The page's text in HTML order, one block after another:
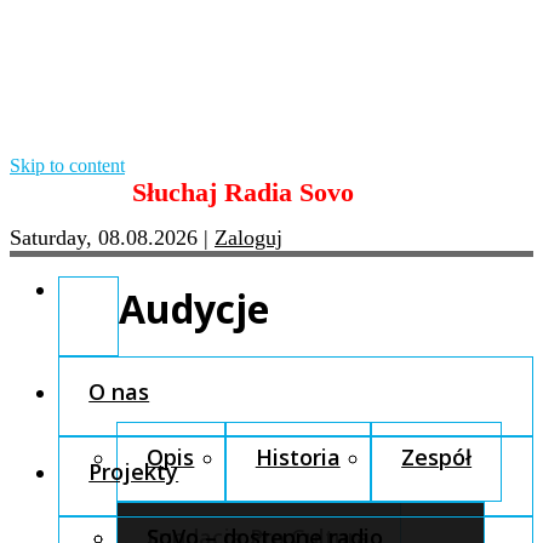
Skip to content
Słuchaj Radia Sovo
Saturday, 08.08.2026 | Zaloguj
O nas
Opis Historia Zespół
Fundacja Pro Cultura
Projekty
SoVo – dostępne radio
Audycje